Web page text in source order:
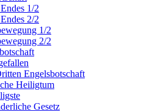
1/2
2/2
1/2
2/2
Engelsbotschaft
Heiligtum
Gesetz